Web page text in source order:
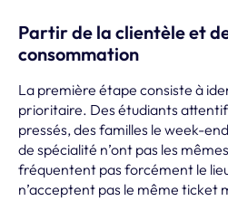
Partir de la clientèle et
consommation
La première étape consiste à
prioritaire. Des étudiants
pressés, des familles le week-
de spécialité n’ont pas les
fréquentent pas forcément le
n’acceptent pas le même ticket